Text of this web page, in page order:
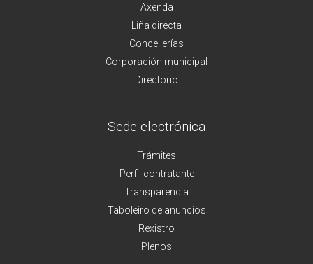
Axenda
Liña directa
Concellerías
Corporación municipal
Directorio
Sede electrónica
Trámites
Perfil contratante
Transparencia
Taboleiro de anuncios
Rexistro
Plenos